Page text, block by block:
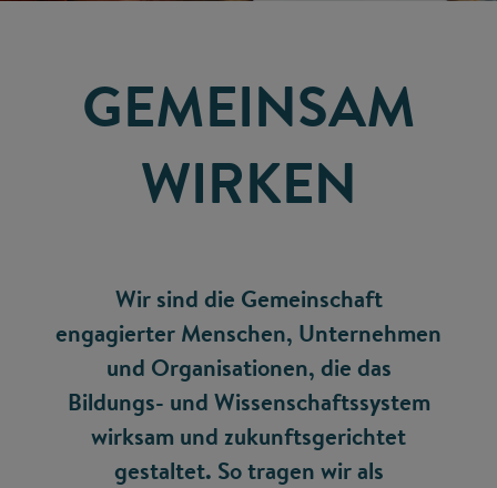
GEMEINSAM
WIRKEN
Wir sind die Gemeinschaft
engagierter Menschen, Unternehmen
und Organisationen, die das
Bildungs- und Wissenschaftssystem
wirksam und zukunftsgerichtet
gestaltet. So tragen wir als